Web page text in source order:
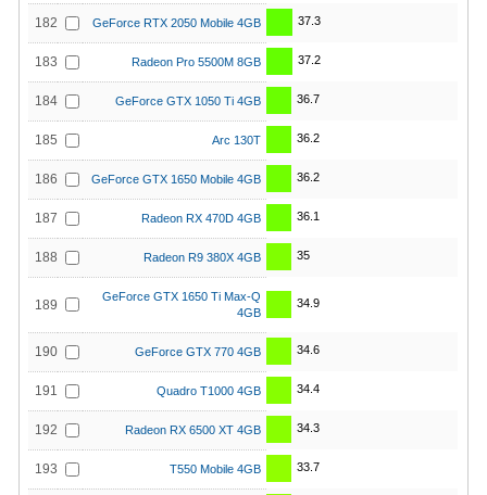
182 GeForce RTX 2050 Mobile 4GB 37.3
183 Radeon Pro 5500M 8GB 37.2
184 GeForce GTX 1050 Ti 4GB 36.7
185 Arc 130T 36.2
186 GeForce GTX 1650 Mobile 4GB 36.2
187 Radeon RX 470D 4GB 36.1
188 Radeon R9 380X 4GB 35
189
GeForce GTX 1650 Ti Max-Q
4GB
34.9
190 GeForce GTX 770 4GB 34.6
191 Quadro T1000 4GB 34.4
192 Radeon RX 6500 XT 4GB 34.3
193 T550 Mobile 4GB 33.7